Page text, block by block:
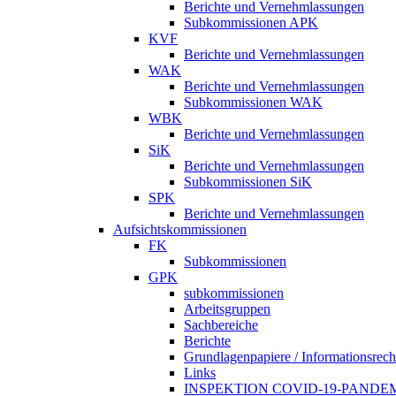
Berichte und Vernehmlassungen
Subkommissionen APK
KVF
Berichte und Vernehmlassungen
WAK
Berichte und Vernehmlassungen
Subkommissionen WAK
WBK
Berichte und Vernehmlassungen
SiK
Berichte und Vernehmlassungen
Subkommissionen SiK
SPK
Berichte und Vernehmlassungen
Aufsichtskommissionen
FK
Subkommissionen
GPK
subkommissionen
Arbeitsgruppen
Sachbereiche
Berichte
Grundlagenpapiere /
Links
INSPEKTION COVID-19-